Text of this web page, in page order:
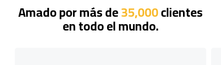
Amado por más de35,000clientes
en todo el mundo.